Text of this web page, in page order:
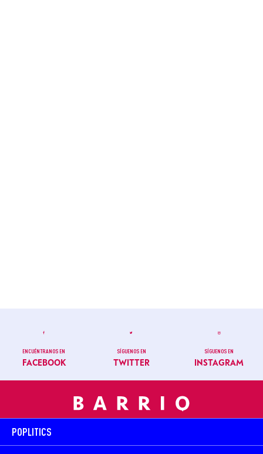
ENCUÉNTRANOS EN
FACEBOOK
SÍGUENOS EN
TWITTER
SÍGUENOS EN
INSTAGRAM
POPLITICS